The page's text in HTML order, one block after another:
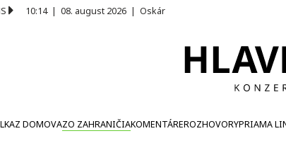
10:14| 08. august 2026 | Oskár
Z DOMOVAZO ZAHRANIČIAKOMENTÁREROZHOVORYPRIAMA